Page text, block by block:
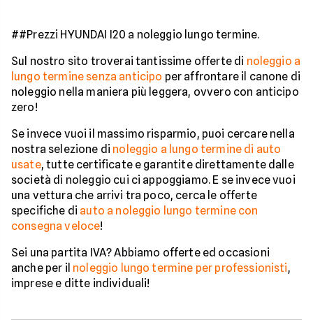
##Prezzi HYUNDAI I20 a noleggio lungo termine.
Sul nostro sito troverai tantissime offerte di noleggio a
lungo termine senza anticipo per affrontare il canone di
noleggio nella maniera più leggera, ovvero con anticipo
zero!
Se invece vuoi il massimo risparmio, puoi cercare nella
nostra selezione di noleggio a lungo termine di auto
usate, tutte certificate e garantite direttamente dalle
società di noleggio cui ci appoggiamo. E se invece vuoi
una vettura che arrivi tra poco, cerca le offerte
specifiche di auto a noleggio lungo termine con
consegna veloce!
Sei una partita IVA? Abbiamo offerte ed occasioni
anche per il noleggio lungo termine per professionisti,
imprese e ditte individuali!